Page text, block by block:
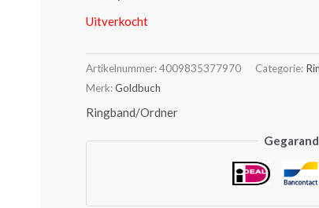
Uitverkocht
Artikelnummer:4009835377970 Categorie:
Merk:Goldbuch
Ringband/Ordner